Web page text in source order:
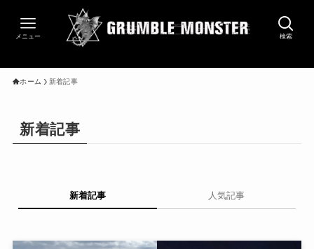
検索
メニュー
ホーム 新着記事
新着記事
新着記事 人気記事